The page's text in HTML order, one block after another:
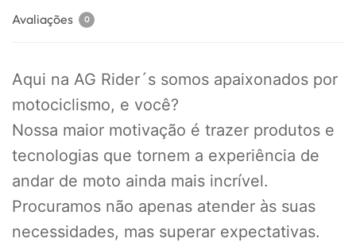
Avaliações 0
Aqui na AG Rider´s somos apaixonados por
motociclismo, e você?
Nossa maior motivação é trazer produtos e
tecnologias que tornem a experiência de
andar de moto ainda mais incrível.
Procuramos não apenas atender às suas
necessidades, mas superar expectativas.